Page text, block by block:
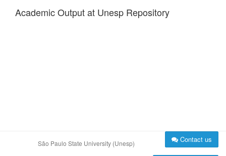
Academic Output at Unesp Repository
São Paulo State University (Unesp) Contact us